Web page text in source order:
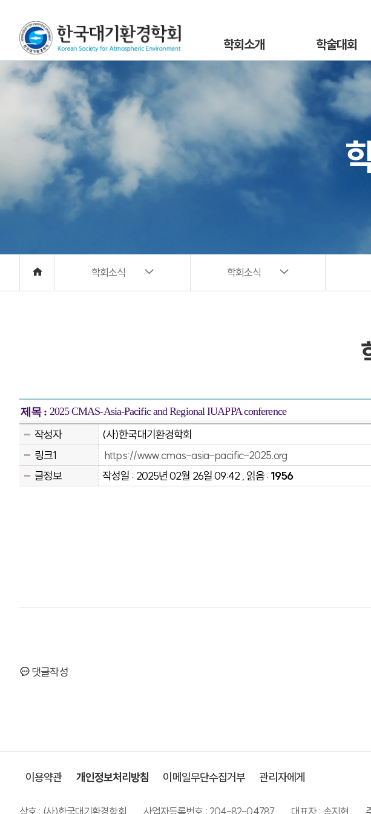
학회소개
학회정관 및 규정
위원회 및 분과회 소개
대기환경 40년사
학술대회
학술대회안내
발표초록안내
발표초록접수
발표초록접수상황
선등록신청
특별세션신청현황
학회소식 학회소식
제목 : 2025 CMAS-Asia-Pacific and Regional IUAPPA conference
작성자
(사)한국대기환경학회
링크1
https://www.cmas-asia-pacific-2025.org
글정보
작성일 : 2025년 02월 26일 09:42 , 읽음 : 1956
댓글작성
이용약관 개인정보처리방침 이메일무단수집거부 관리자에게
상호 : (사)한국대기환경학회 사업자등록번호 : 204-82-04787 대표자 : 송지현